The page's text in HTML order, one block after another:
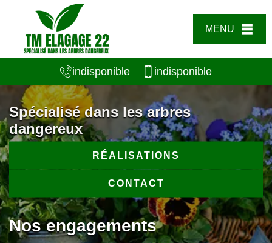
MENU
indisponible indisponible
Spécialisé dans les arbres
dangereux
RÉALISATIONS
CONTACT
Nos engagements